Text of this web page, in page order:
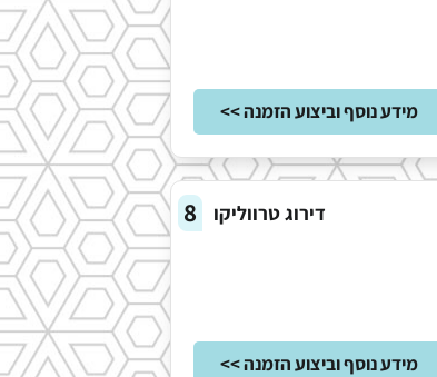
מידע נוסף וביצוע הזמנה >>
דירוג טרווליקו 8
מידע נוסף וביצוע הזמנה >>